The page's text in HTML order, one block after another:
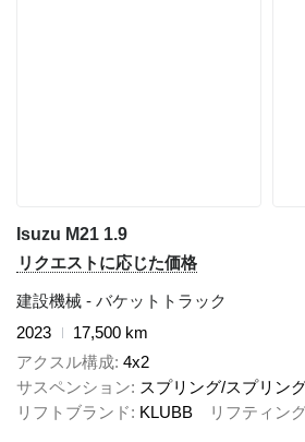
Isuzu M21 1.9
リクエストに応じた価格
建設機械 - バケットトラック
2023
17,500 km
アクスル構成 4x2
サスペンション
スプリング/スプリン
リフトブランド
KLUBB リフティン